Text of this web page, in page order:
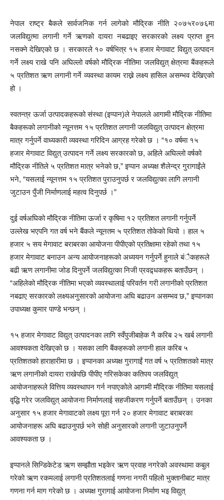
नेपाल राष्ट्र बैकले सार्वजनिक गर्न लागेको मौद्रिक नीति २०७५र०७६मा
जलविद्युत्मा लगानी गर्ने ऋणको दायरा नबढाइए सरकारको लक्ष्य प्राप्त हुन
नसक्ने देखिएको छ । सरकारले १० वर्षभित्र १५ हजार मेगावाट विद्युत् उत्पादन
गर्ने लक्ष्य राखे पनि अघिल्लो वर्षको मौद्रिक नीतिमा जलविद्युत् क्षेत्रमा बैंकहरूले
५ प्रतिशत ऋण लगानी गर्ने व्यवस्था कायम राख्ने लक्ष्य हासिल असम्भव देखिएको
हो ।
स्वतन्त्र ऊर्जा उत्पादकहरूको संस्था (इप्पान)ले नेपालले आगामी मौद्रिक नीतिमा
बैकहरूको लगानीको न्यूनत्तम १५ प्रतिशत लगानी जलविद्युत् उत्पादन क्षेत्रमा
मात्र गर्नुपर्ने वाध्यकारी व्यवस्था गरिदिन आग्रह गरेको छ । “१० वर्षमा १५
हजार मेगावाट विद्युत् उत्पादन गर्ने लक्ष्य सरकारको छ, अहिले अघिल्लो वर्षको
मौद्रिक नीतिले ५ प्रतिशत मात्र भनेको छ,” इप्पान अध्यक्ष शैलेन्द्र गुरागाईंले
भने, “यसलाई न्यूनत्तम १५ प्रतिशत पुराउनुपर्छ र जलविद्युत्का लागि लगानी
जुटाउन पुँजी निर्माणलाई महत्व दिनुपर्छ ।”
दुई वर्षअघिको मौद्रिक नीतिमा ऊर्जा र कृषिमा १२ प्रतिशत लगानी गर्नुपर्ने
उल्लेख भएपनि गत वर्ष भने बैंकले न्यूनतम ५ प्रतिशत तोकेको थियो । हाल ५
हजार ५ सय मेगावाट बराबरका आयोजना पीपीएको प्रतिक्षामा रहेको तथा १५
हजार मेगावाट बनाउन अन्य आयोजनाहरूको अध्ययन गर्नुपर्ने हुनाले बंैकहरूले
बढी ऋण लगानीमा जोड दिनुपर्ने जलविद्युत्का निजी प्रवद्र्धकहरू बताउँछन् ।
“अहिलेको मौद्रिक नीतिमा भएको व्यवस्थालाई परिवर्तन गरी लगानीको प्रतिशत
नबढाए सरकारको लक्ष्यअनुसारको आयोजना अघि बढाउन असम्भव छ,” इप्पानका
उपाध्यक्ष कुमार पाण्डे भन्छन् ।
१५ हजार मेगावाट विद्युत् उत्पादनका लागि स्वँपुजीबाहेक नै करिब २५ खर्ब लगानी
आवश्यकता देखिएको छ । यसका लागि बैंकहरूको लगानी हाल करिब ५
प्रतिशतको हाराहारीमा छ । इप्पानका अध्यक्ष गुरागाईं गत वर्ष ५ प्रतिशतको मात्र
ऋण लगानीको दायरा राखेपछि पीपीए गरिसकेका कतिपय जलविद्युत्
आयोजनाहरूले वित्तिय व्यवस्थापन गर्न नपाएकोले आगामी मौद्रिक नीतिमा यसलाई
वृद्धि गरेर जलविद्युत् आयोजना निर्माणलाई सहजीकरण गर्नुपर्ने बताउँछन् । उनका
अनुसार १५ हजार मेगावाटको लक्ष्य पूरा गर्न २० हजार मेगावाट बराबरका
आयोजनाहरू अघि बढाउनुपर्छ भने सोही अनुसारको लगानी जुटाउनुपर्ने
आवश्यकता छ ।
इप्पानले सिन्डिकेटेड ऋण सम्झौता भइकेर ऋण प्रवाह नगरेको अवस्थामा कबुल
गरेको ऋण रकमलाई लगानी प्रतिशतलाई गणना नगरी पहिलो भुक्तानीबाट मात्र
गणना गर्न माग गरेको छ । अध्यक्ष गुरागाई आयोजना निर्माण भइ विद्युत्